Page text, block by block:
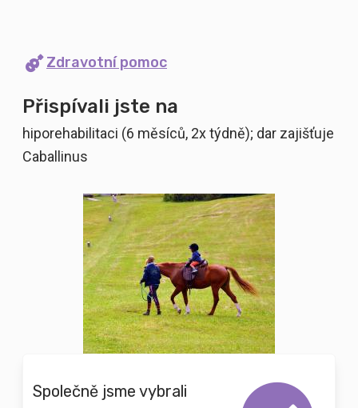
Zdravotní pomoc
Přispívali jste na
hiporehabilitaci (6 měsíců, 2x týdně); dar zajišťuje
Caballinus
Společně jsme vybrali